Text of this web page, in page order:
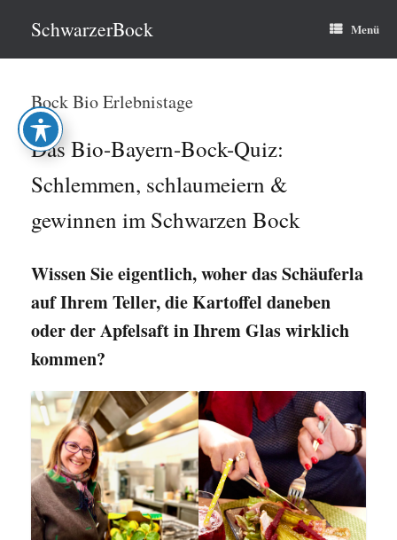
springenSchwarzerBock Menü
Bock Bio Erlebnistage
Das Bio-Bayern-Bock-Quiz:
Schlemmen, schlaumeiern &
gewinnen im Schwarzen Bock
Wissen Sie eigentlich, woher das Schäuferla
auf Ihrem Teller, die Kartoffel daneben
oder der Apfelsaft in Ihrem Glas wirklich
kommen?